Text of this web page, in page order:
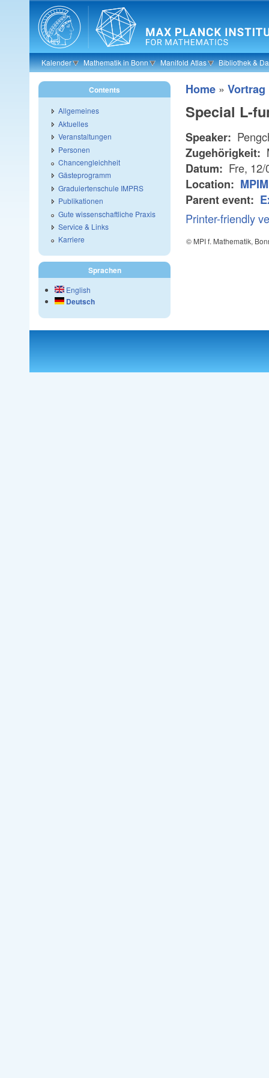
Skip to main content
Kalender Mathematik in Bonn Manifold Atlas Bibliothek &
Home » Vortrag
Special L-
Speaker:
Zugehörigkeit:
Datum: Fre,
Location:
Parent event:
Printer-friendly
© MPI f. Mathematik,
Contents
Allgemeines
Aktuelles
Veranstaltungen
Personen
Chancengleichheit
Gästeprogramm
Graduiertenschule IMPRS
Publikationen
Gute wissenschaftliche Praxis
Service & Links
Karriere
Sprachen
English
Deutsch